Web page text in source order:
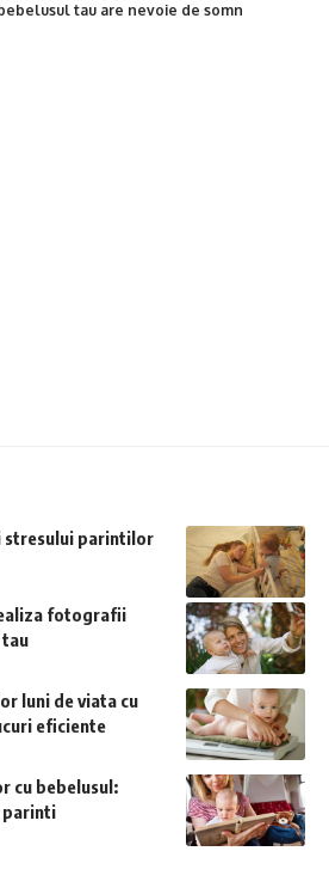
tau are nevoie de somn
stresului parintilor
fotografii
tau
luni de viata cu
eficiente
cu bebelusul:
parinti